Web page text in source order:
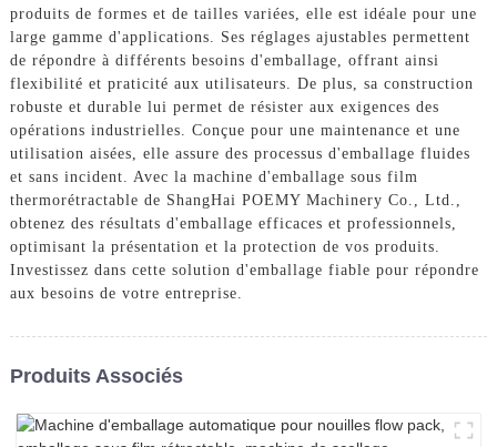
produits de formes et de tailles variées, elle est idéale pour une
large gamme d'applications. Ses réglages ajustables permettent
de répondre à différents besoins d'emballage, offrant ainsi
flexibilité et praticité aux utilisateurs. De plus, sa construction
robuste et durable lui permet de résister aux exigences des
opérations industrielles. Conçue pour une maintenance et une
utilisation aisées, elle assure des processus d'emballage fluides
et sans incident. Avec la machine d'emballage sous film
thermorétractable de ShangHai POEMY Machinery Co., Ltd.,
obtenez des résultats d'emballage efficaces et professionnels,
optimisant la présentation et la protection de vos produits.
Investissez dans cette solution d'emballage fiable pour répondre
aux besoins de votre entreprise.
Produits Associés